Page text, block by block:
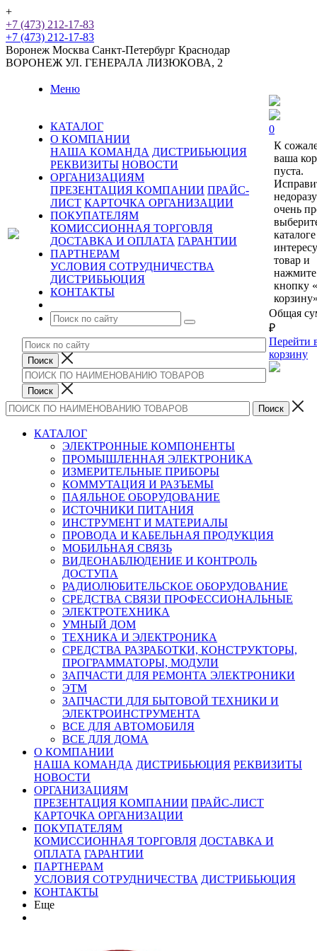
+
+7 (473) 212-17-83
+7 (473) 212-17-83
Воронеж Москва Санкт-Петербург Краснодар
ВОРОНЕЖ УЛ. ГЕНЕРАЛА ЛИЗЮКОВА, 2
Меню
КАТАЛОГ
О КОМПАНИИ
НАША КОМАНДА ДИСТРИБЬЮЦИЯ
РЕКВИЗИТЫ НОВОСТИ
ОРГАНИЗАЦИЯМ
ПРЕЗЕНТАЦИЯ КОМПАНИИ ПРАЙС-
ЛИСТ КАРТОЧКА ОРГАНИЗАЦИИ
ПОКУПАТЕЛЯМ
КОМИССИОННАЯ ТОРГОВЛЯ
ДОСТАВКА И ОПЛАТА ГАРАНТИИ
ПАРТНЕРАМ
УСЛОВИЯ СОТРУДНИЧЕСТВА
ДИСТРИБЬЮЦИЯ
КОНТАКТЫ
0
К
ваша
пуста.
очень
каталоге
товар и
нажмите
кнопку
Общая
₽
Перейти
корзину
КАТАЛОГ
ЭЛЕКТРОННЫЕ КОМПОНЕНТЫ
ПРОМЫШЛЕННАЯ ЭЛЕКТРОНИКА
ИЗМЕРИТЕЛЬНЫЕ ПРИБОРЫ
КОММУТАЦИЯ И РАЗЪЕМЫ
ПАЯЛЬНОЕ ОБОРУДОВАНИЕ
ИСТОЧНИКИ ПИТАНИЯ
ИНСТРУМЕНТ И МАТЕРИАЛЫ
ПРОВОДА И КАБЕЛЬНАЯ ПРОДУКЦИЯ
МОБИЛЬНАЯ СВЯЗЬ
ВИДЕОНАБЛЮДЕНИЕ И КОНТРОЛЬ
ДОСТУПА
РАДИОЛЮБИТЕЛЬСКОЕ ОБОРУДОВАНИЕ
СРЕДСТВА СВЯЗИ ПРОФЕССИОНАЛЬНЫЕ
ЭЛЕКТРОТЕХНИКА
УМНЫЙ ДОМ
ТЕХНИКА И ЭЛЕКТРОНИКА
СРЕДСТВА РАЗРАБОТКИ, КОНСТРУКТОРЫ,
ПРОГРАММАТОРЫ, МОДУЛИ
ЗАПЧАСТИ ДЛЯ РЕМОНТА ЭЛЕКТРОНИКИ
ЭТМ
ЗАПЧАСТИ ДЛЯ БЫТОВОЙ ТЕХНИКИ И
ЭЛЕКТРОИНСТРУМЕНТА
ВСЕ ДЛЯ АВТОМОБИЛЯ
ВСЕ ДЛЯ ДОМА
О КОМПАНИИ
НАША КОМАНДА ДИСТРИБЬЮЦИЯ РЕКВИЗИТЫ
НОВОСТИ
ОРГАНИЗАЦИЯМ
ПРЕЗЕНТАЦИЯ КОМПАНИИ ПРАЙС-ЛИСТ
КАРТОЧКА ОРГАНИЗАЦИИ
ПОКУПАТЕЛЯМ
КОМИССИОННАЯ ТОРГОВЛЯ ДОСТАВКА И
ОПЛАТА ГАРАНТИИ
ПАРТНЕРАМ
УСЛОВИЯ СОТРУДНИЧЕСТВА ДИСТРИБЬЮЦИЯ
КОНТАКТЫ
Еще